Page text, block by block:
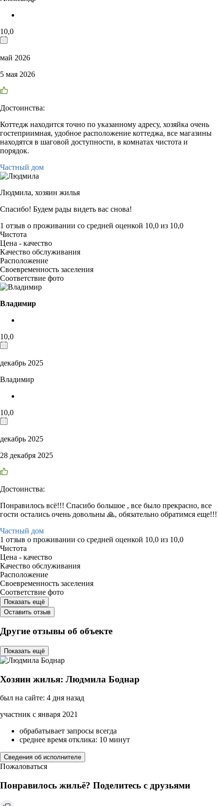
10,0
май 2026
5 мая 2026
Достоинства:
Коттедж находится точно по указанному адресу, хозяйка очень
гостеприимная, удобное расположение коттеджа, все магазины
находятся в шаговой доступности, в комнатах чистота и
порядок.
Частный дом
Людмила, хозяин жилья
Спасибо! Будем рады видеть вас снова!
1 отзыв о проживании со средней оценкой 10,0 из 10,0
Чистота
Цена - качество
Качество обслуживания
Расположение
Своевременность заселения
Соответствие фото
Владимир
10,0
декабрь 2025
Владимир
10,0
декабрь 2025
28 декабря 2025
Достоинства:
Понравилось всё!!! Спасибо большое , все было прекрасно, все
гости остались очень довольны 🙏, обязательно обратимся еще!!!
Частный дом
1 отзыв о проживании со средней оценкой 10,0 из 10,0
Чистота
Цена - качество
Качество обслуживания
Расположение
Своевременность заселения
Соответствие фото
Показать ещё
Оставить отзыв
Другие отзывы об объекте
Показать ещё
Хозяин жилья: Людмила Боднар
был на сайте: 4 дня назад
участник с января 2021
обрабатывает запросы всегда
среднее время отклика: 10 минут
Сведения об исполнителе
Пожаловаться
Понравилось жильё? Поделитесь с друзьями